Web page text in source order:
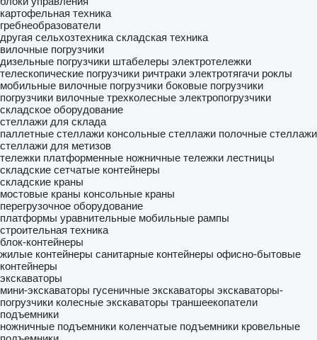
картофельная техника
гребнеобразователи
другая сельхозтехника складская техника
вилочные погрузчики
дизельные погрузчики штабелеры электротележки
телескопические погрузчики ричтраки электротягачи роклы
мобильные вилочные погрузчики боковые погрузчики
погрузчики вилочные трехколесные электропогрузчики
складское оборудование
стеллажи для склада
паллетные стеллажи консольные стеллажи полочные стеллажи
стеллажи для метизов
тележки платформенные ножничные тележки лестницы
складские сетчатые контейнеры
складские краны
мостовые краны консольные краны
перегрузочное оборудование
платформы уравнительные мобильные рампы
строительная техника
блок-контейнеры
жилые контейнеры санитарные контейнеры офисно-бытовые
контейнеры
экскаваторы
мини-экскаваторы гусеничные экскаваторы экскаваторы-
погрузчики колесные экскаваторы траншеекопатели
подъемники
ножничные подъемники коленчатые подъемники кровельные